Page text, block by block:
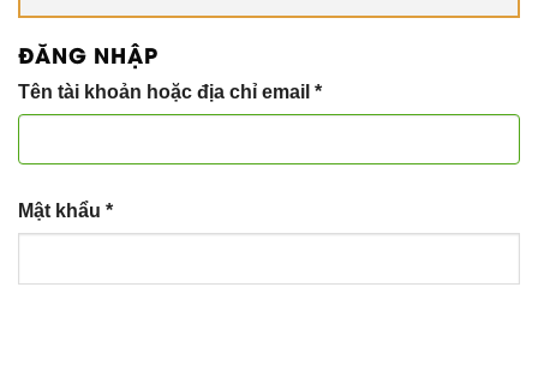
ĐĂNG NHẬP
Tên tài khoản hoặc địa chỉ email *
Mật khẩu *